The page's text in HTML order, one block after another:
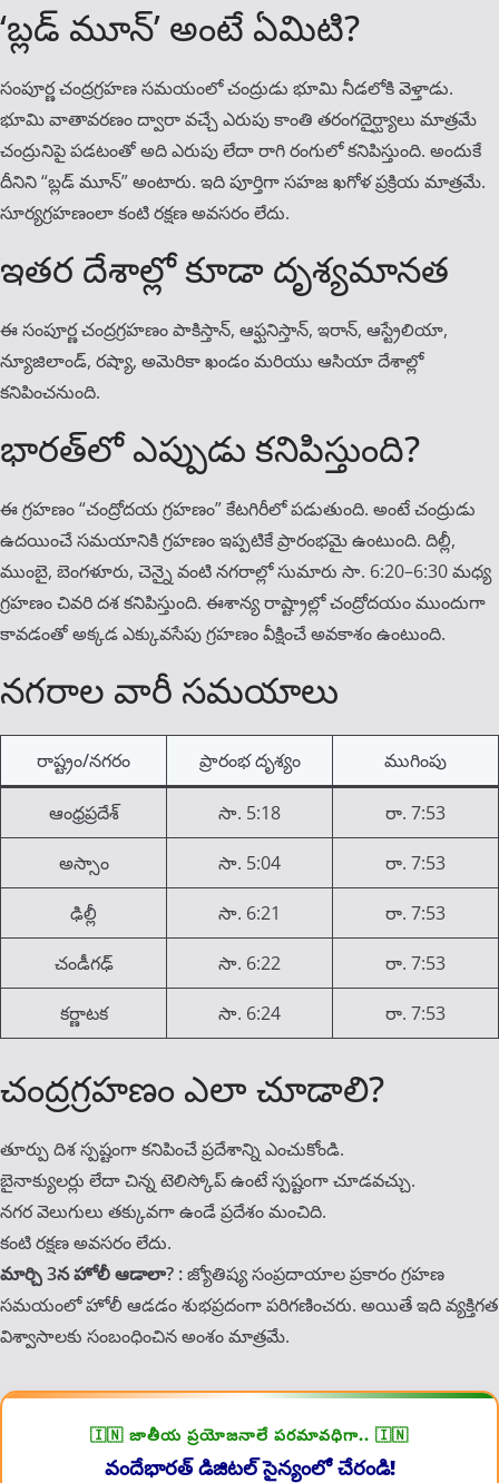
‘బ్లడ్ మూన్’ అంటే ఏమిటి?
సంపూర్ణ చంద్రగ్రహణ సమయంలో చంద్రుడు భూమి నీడలోకి వెళ్తాడు.
భూమి వాతావరణం ద్వారా వచ్చే ఎరుపు కాంతి తరంగదైర్ఘ్యాలు మాత్రమే
చంద్రునిపై పడటంతో అది ఎరుపు లేదా రాగి రంగులో కనిపిస్తుంది. అందుకే
దీనిని “బ్లడ్ మూన్” అంటారు. ఇది పూర్తిగా సహజ ఖగోళ ప్రక్రియ మాత్రమే.
సూర్యగ్రహణంలా కంటి రక్షణ అవసరం లేదు.
ఇతర దేశాల్లో కూడా దృశ్యమానత
ఈ సంపూర్ణ చంద్రగ్రహణం పాకిస్తాన్, ఆఫ్ఘనిస్తాన్, ఇరాన్, ఆస్ట్రేలియా,
న్యూజిలాండ్, రష్యా, అమెరికా ఖండం మరియు ఆసియా దేశాల్లో
కనిపించనుంది.
భారత్‌లో ఎప్పుడు కనిపిస్తుంది?
ఈ గ్రహణం “చంద్రోదయ గ్రహణం” కేటగిరీలో పడుతుంది. అంటే చంద్రుడు
ఉదయించే సమయానికి గ్రహణం ఇప్పటికే ప్రారంభమై ఉంటుంది. దిల్లీ,
ముంబై, బెంగళూరు, చెన్నై వంటి నగరాల్లో సుమారు సా. 6:20–6:30 మధ్య
గ్రహణం చివరి దశ కనిపిస్తుంది. ఈశాన్య రాష్ట్రాల్లో చంద్రోదయం ముందుగా
కావడంతో అక్కడ ఎక్కువసేపు గ్రహణం వీక్షించే అవకాశం ఉంటుంది.
నగరాల వారీ సమయాలు
రాష్ట్రం/నగరం ప్రారంభ దృశ్యం ముగింపు
ఆంధ్రప్రదేశ్ సా. 5:18 రా. 7:53
అస్సాం సా. 5:04 రా. 7:53
ఢిల్లీ సా. 6:21 రా. 7:53
చండీగఢ్ సా. 6:22 రా. 7:53
కర్ణాటక సా. 6:24 రా. 7:53
చంద్రగ్రహణం ఎలా చూడాలి?
తూర్పు దిశ స్పష్టంగా కనిపించే ప్రదేశాన్ని ఎంచుకోండి.
బైనాక్యులర్లు లేదా చిన్న టెలిస్కోప్ ఉంటే స్పష్టంగా చూడవచ్చు.
నగర వెలుగులు తక్కువగా ఉండే ప్రదేశం మంచిది.
కంటి రక్షణ అవసరం లేదు.
మార్చి 3న హోలీ ఆడాలా? :జ్యోతిష్య సంప్రదాయాల ప్రకారం గ్రహణ
సమయంలో హోలీ ఆడడం శుభప్రదంగా పరిగణించరు. అయితే ఇది వ్యక్తిగత
విశ్వాసాలకు సంబంధించిన అంశం మాత్రమే.
🇮🇳 జాతీయ ప్రయోజనాలే పరమావధిగా.. 🇮🇳
వందేభారత్ డిజిటల్ సైన్యంలో చేరండి!